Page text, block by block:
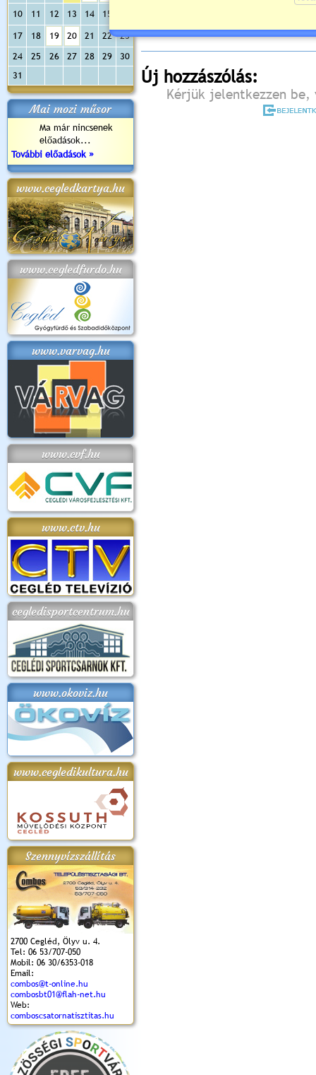
10 11 12 13 14 15
17 18 19 20 21 22
23
24
25 26 27 28 29
30
31
Mai mozi műsor
Ma már nincsenek
előadások...
További előadások »
www.cegledkartya.hu
www.cegledfurdo.hu
www.varvag.hu
www.cvf.hu
www.ctv.hu
cegledisportcentrum.hu
www.okoviz.hu
www.cegledikultura.hu
Szennyvízszállítás
2700 Cegléd, Ölyv u. 4.
Tel: 06 53/707-050
Mobil: 06 30/6353-018
Email:
combos@t-online.hu
combosbt01@flah-net.hu
Web:
comboscsatornatisztitas.hu
Még nincsenek hozzászólások
Új hozzászólás:
Kérjük jelentkezzen be,
2018.
Kossuth Toborzó
Ünnepély
Szent István Ünnepe
(2017. 08. 20.)